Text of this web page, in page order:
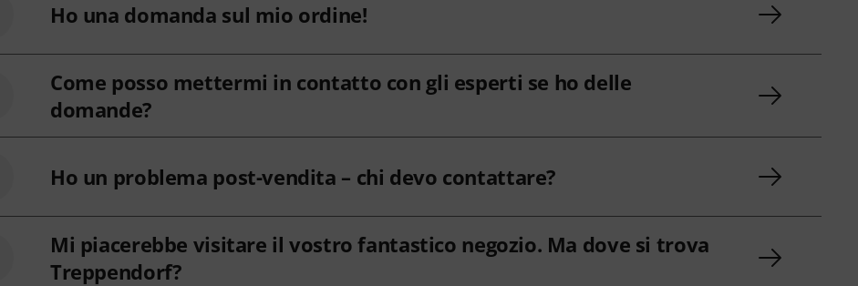
Ho una domanda sul mio ordine!
Come posso mettermi in contatto con gli esperti se ho delle
domande?
Ho un problema post-vendita – chi devo contattare?
Mi piacerebbe visitare il vostro fantastico negozio. Ma dove si trova
Treppendorf?